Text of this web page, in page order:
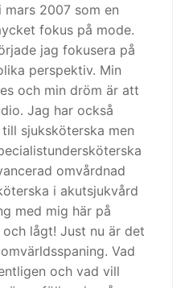
2007 som en
fokus på mode.
jag fokusera på
perspektiv. Min
och min dröm är att
Jag har också
sjuksköterska men
omvårdnad
i akutsjukvård
med mig här på
lågt! Just nu är det
Vad
och vad vill